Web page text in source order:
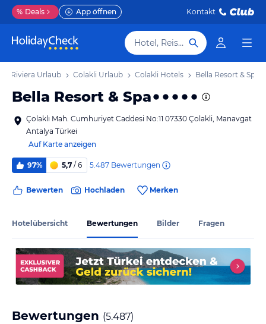
% Deals App öffnen Kontakt
Hotel, Reiseziel
Riviera Urlaub Colakli Urlaub Colakli Hotels Bella Resort & Spa
Bella Resort & Spa
Çolaklı Mah. Cumhuriyet Caddesi No:11 07330 Çolakli, Manavgat
Antalya Türkei
Auf Karte anzeigen
97% 5,7 / 6 5.487 Bewertungen
Bewerten Hochladen Merken
Hotelübersicht Bewertungen Bilder Fragen
Bewertungen (5.487)